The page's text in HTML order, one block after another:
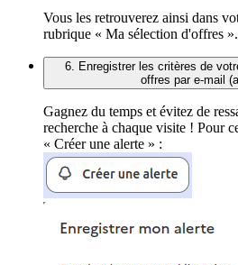
Vous les retrouverez ainsi dans
rubrique « Ma sélection d'offres ».
6. Enregistrer les critères de
offres par e-mail
Gagnez du temps et évitez de
recherche à chaque visite ! Pour
« Créer une alerte » :